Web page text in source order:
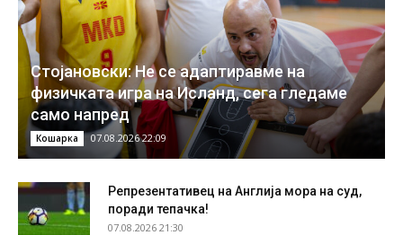
Стојановски: Не се адаптиравме на
физичката игра на Исланд, сега гледаме
само напред
Кошарка 07.08.2026 22:09
Репрезентативец на Англија мора на суд,
поради тепачка!
07.08.2026 21:30